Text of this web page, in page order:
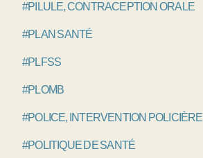
#PILULE, CONTRACEPTION ORALE
#PLAN SANTÉ
#PLFSS
#PLOMB
#POLICE, INTERVENTION POLICIÈRE
#POLITIQUE DE SANTÉ